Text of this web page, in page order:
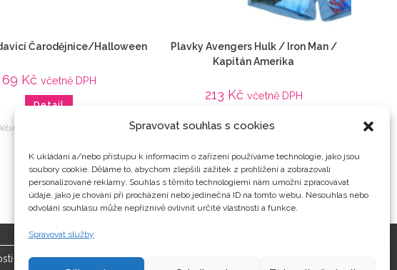
Spravovat souhlas s cookies
K ukládání a/nebo přístupu k informacím o zařízení používáme technologie, jako jsou
soubory cookie. Děláme to, abychom zlepšili zážitek z prohlížení a zobrazovali
personalizované reklamy. Souhlas s těmito technologiemi nám umožní zpracovávat
údaje, jako je chování při procházení nebo jedinečná ID na tomto webu. Nesouhlas nebo
odvolání souhlasu může nepříznivě ovlivnit určité vlastnosti a funkce.
Spravovat služby
Čarodějnice/Halloween
69 Kč včetně DPH
Detail
Plavky Avengers Hulk / Iron Man /
Kapitán Amerika
213 Kč včetně DPH
Detail
Kapitán Amerika
Dětské, Hulk Iron Man Oblečení
plavky,Veci z filmu